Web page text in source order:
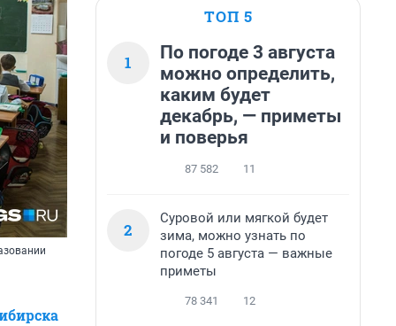
ТОП 5
1
По погоде 3 августа
можно определить,
каким будет
декабрь, — приметы
и поверья
87 582 11
2
Суровой или мягкой будет
зима, можно узнать по
погоде 5 августа — важные
приметы
78 341 12